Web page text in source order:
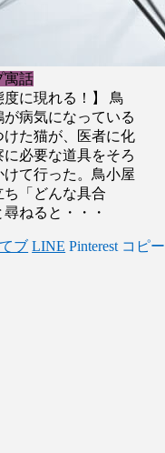
寓話
度に現れる！】 鳥
が病気になっている
けた猫が、医者に化
に必要な道具をそろ
けて行った。鳥小屋
ち「どんな具合
ねると・・・
ブ LINE Pinterest コピー